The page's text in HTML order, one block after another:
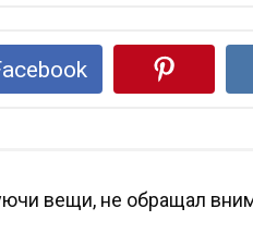
вещи, не обращал